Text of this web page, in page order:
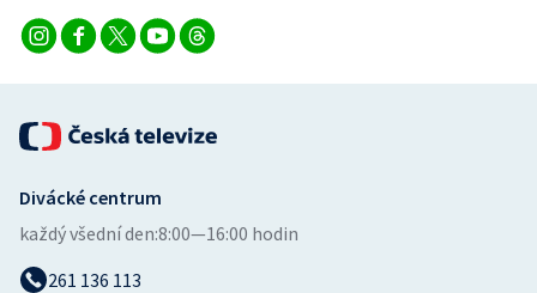
Vodní slalom
Ostatní
Divácké centrum
každý všední den:8:00—16:00 hodin
261 136 113